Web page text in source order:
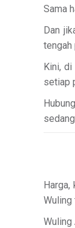
Sama
Dan
tengah
Kini,
setiap
Harga,
Wuling
Wuling